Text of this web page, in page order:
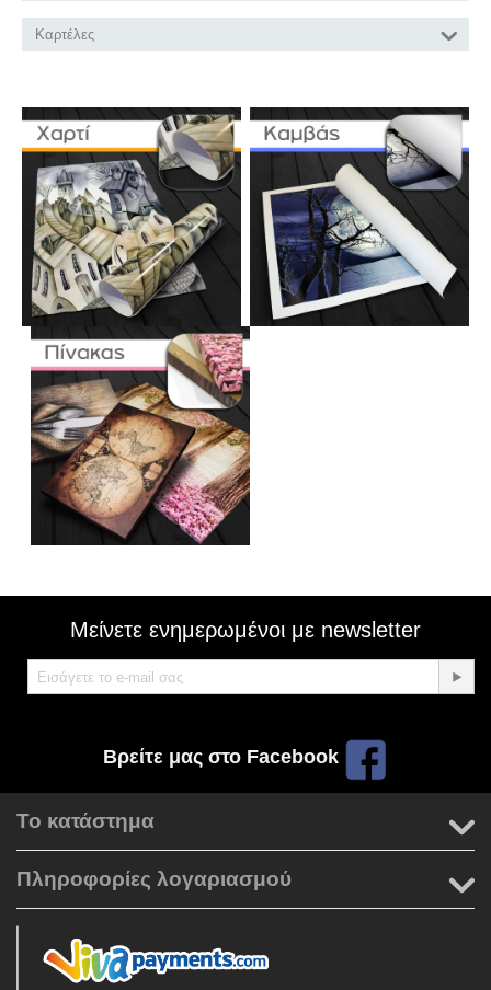
Καρτέλες
Μείνετε ενημερωμένοι με newsletter
Βρείτε μας στο Facebook
Το κατάστημα
Πληροφορίες λογαριασμού